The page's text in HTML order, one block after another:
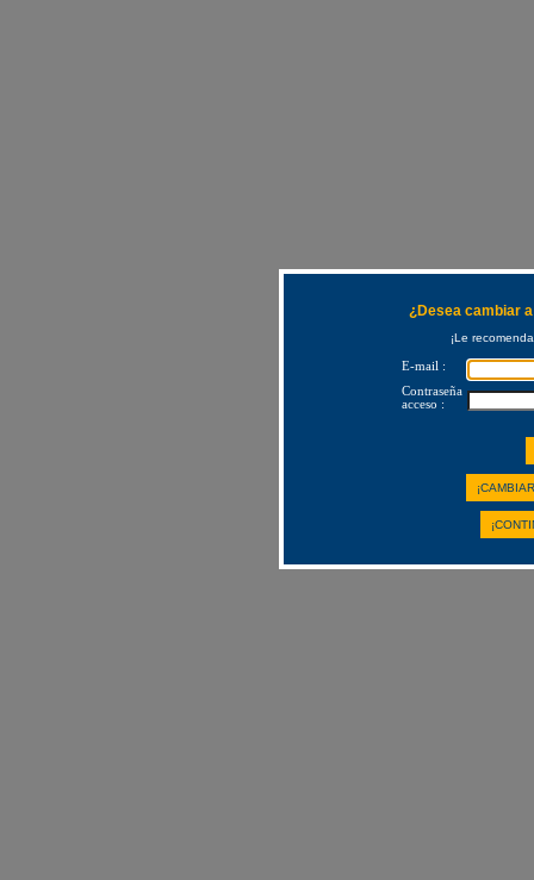
¿Desea cambiar
¡Le
E-mail :
Contraseña
acceso :